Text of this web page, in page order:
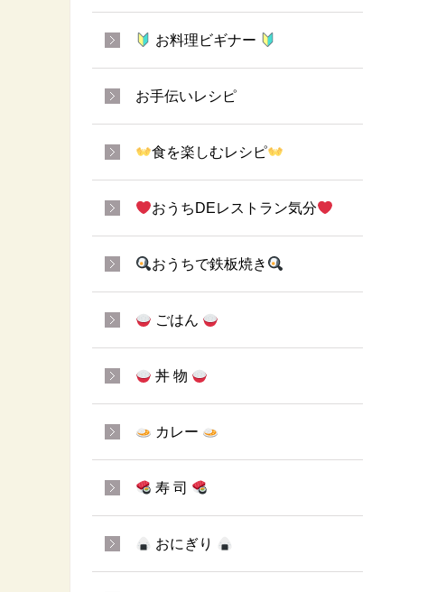
お料理ビギナー
お手伝いレシピ
食を楽しむレシピ
おうちDEレストラン気分
おうちで鉄板焼き
ごはん
丼 物
カレー
寿 司
おにぎり